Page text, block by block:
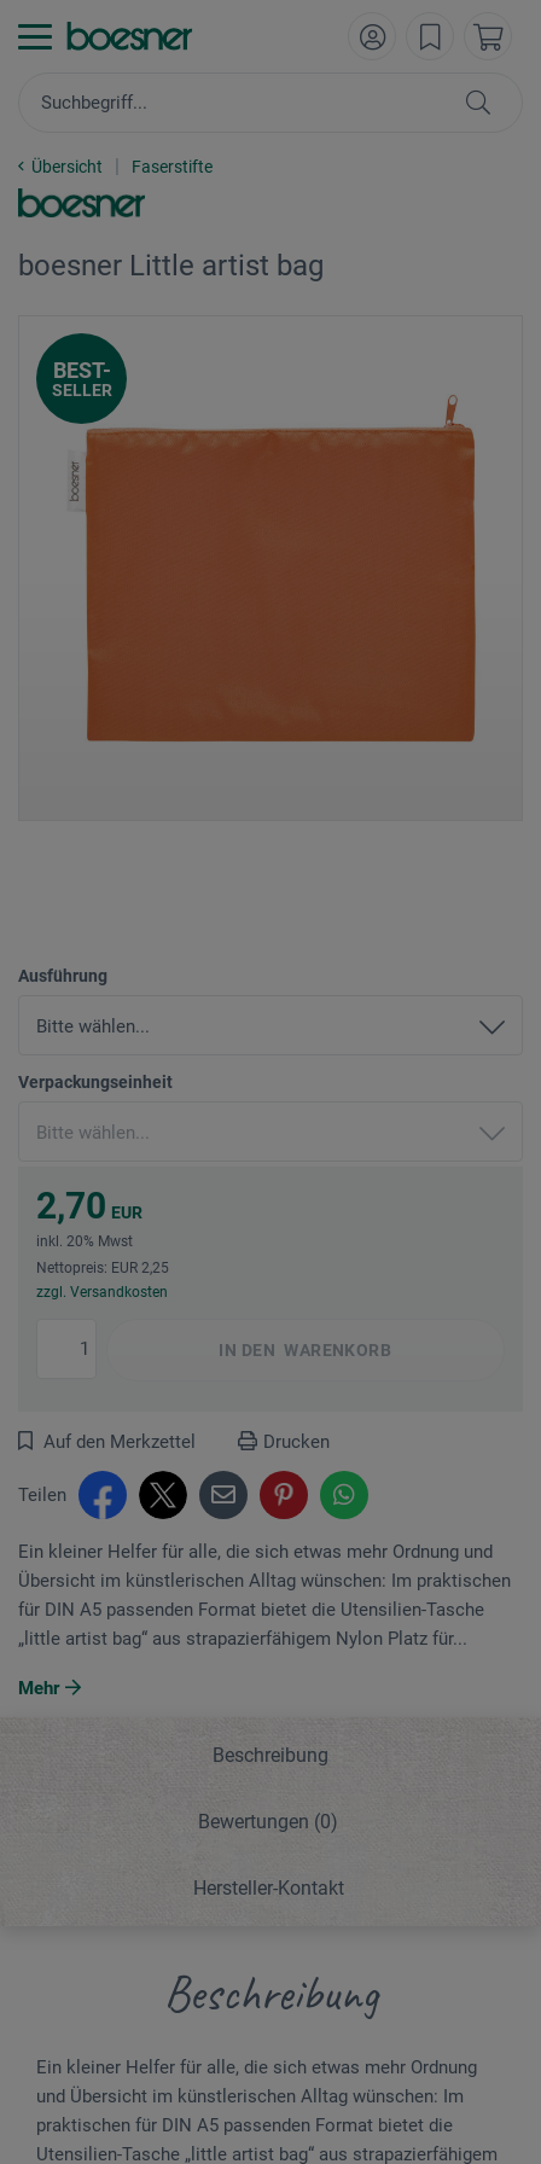
Übersicht Faserstifte
boesner Little artist bag
BEST-
SELLER
Ausführung
Verpackungseinheit
2,70 EUR
inkl. 20% Mwst
Nettopreis: EUR 2,25
zzgl. Versandkosten
IN DEN WARENKORB
Auf den Merkzettel Drucken
Teilen
Ein kleiner Helfer für alle, die sich etwas mehr Ordnung und
Übersicht im künstlerischen Alltag wünschen: Im praktischen
für DIN A5 passenden Format bietet die Utensilien-Tasche
„little artist bag“ aus strapazierfähigem Nylon Platz für...
Mehr
Beschreibung
Bewertungen (0)
Hersteller-Kontakt
Beschreibung
Ein kleiner Helfer für alle, die sich etwas mehr Ordnung
und Übersicht im künstlerischen Alltag wünschen: Im
praktischen für DIN A5 passenden Format bietet die
Utensilien-Tasche „little artist bag“ aus strapazierfähigem